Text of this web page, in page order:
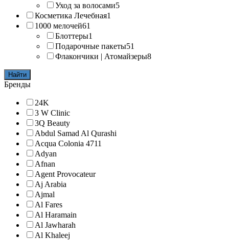
Уход за волосами5
Косметика Лечебная1
1000 мелочей61
Блоттеры1
Подарочные пакеты51
Флакончики | Атомайзеры8
Найти
Бренды
24K
3 W Clinic
3Q Beauty
Abdul Samad Al Qurashi
Acqua Colonia 4711
Adyan
Afnan
Agent Provocateur
Aj Arabia
Ajmal
Al Fares
Al Haramain
Al Jawharah
Al Khaleej